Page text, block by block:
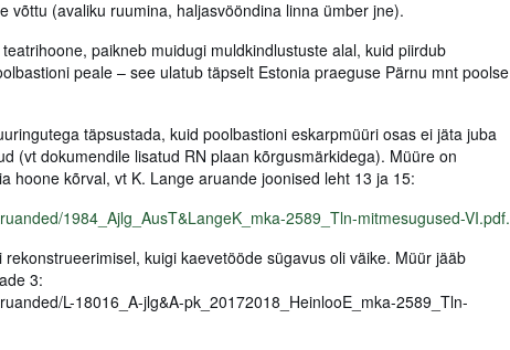
(avaliku ruumina, haljasvööndina linna ümber jne).
paikneb muidugi muldkindlustuste alal, kuid piirdub
peale – see ulatub täpselt Estonia praeguse Pärnu mnt poolse
täpsustada, kuid poolbastioni eskarpmüüri osas ei jäta juba
(vt dokumendile lisatud RN plaan kõrgusmärkidega). Müüre on
hoone kõrval, vt K. Lange aruande joonised leht 13 ja 15:
1984_Ajlg_AusT&LangeK_mka-2589_Tln-mitmesugused-VI.pdf.
kuigi kaevetööde sügavus oli väike. Müür jääb
3:
L-18016_A-jlg&A-pk_20172018_HeinlooE_mka-2589_Tln-